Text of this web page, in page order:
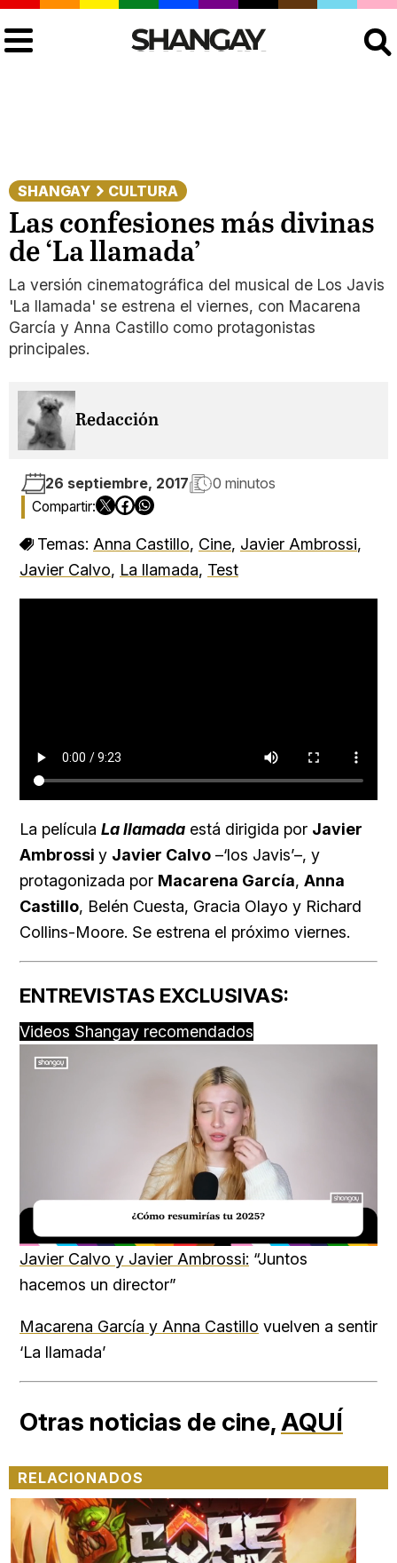
SHANGAY CULTURA
Las confesiones más divinas
de ‘La llamada’
La versión cinematográfica del musical de Los Javis
'La llamada' se estrena el viernes, con Macarena
García y Anna Castillo como protagonistas
principales.
Redacción
26 septiembre, 2017 0 minutos
Temas: Anna Castillo, Cine, Javier Ambrossi,
Javier Calvo, La llamada, Test
La película La llamada está dirigida por Javier
Ambrossi y Javier Calvo –‘los Javis’–, y
protagonizada por Macarena García, Anna
Castillo, Belén Cuesta, Gracia Olayo y Richard
Collins-Moore. Se estrena el próximo viernes.
ENTREVISTAS EXCLUSIVAS:
Videos Shangay recomendados
Unmute Loaded:
34.00%
Javier Calvo y Javier Ambrossi: “Juntos
hacemos un director”
Macarena García y Anna Castillo vuelven a sentir
‘La llamada’
Otras noticias de cine,AQUÍ
RELACIONADOS